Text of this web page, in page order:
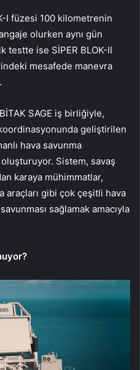
I füzesi 100 kilometrenin
olurken aynı gün
ise SİPER BLOK-II
mesafede manevra
SAGE iş birliğiyle,
geliştirilen
hava savunma
Sistem, savaş
karaya mühimmatlar,
araçları gibi çok çeşitli hava
sağlamak amacıyla